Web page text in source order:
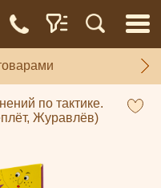
по тактике.
Журавлёв)